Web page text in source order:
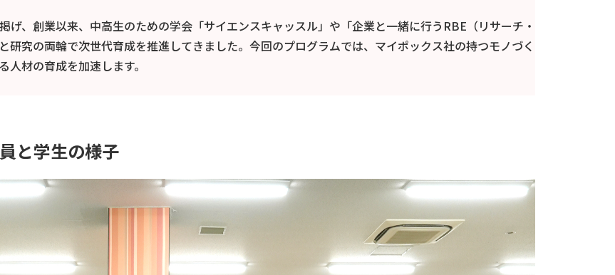
げ、創業以来、中高生のための学会「サイエンスキャッスル」や「企業と一緒に行うRBE（リサーチ・
研究の両輪で次世代育成を推進してきました。今回のプログラムでは、マイポックス社の持つモノづく
材の育成を加速します。
と学生の様子